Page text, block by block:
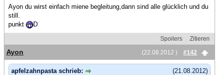
Ayon du wirst einfach miene begleitung,dann sind alle glücklich und du
still.
punkt
D
Spoilers
Zitieren
(22.08.2012 )
#142
Ayon
(21.08.2012)
apfelzahnpasta schrieb: